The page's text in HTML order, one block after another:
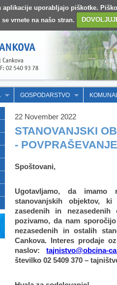
aplikacije uporabljajo piškotke.
vrnete na našo stran.
GOSPODARSTVO
22 November 2022
STANOVANJSKI
- POVPRAŠEVANJE
Spoštovani,
Ugotavljamo, da imamo
stanovanjskih objektov,
zasedenih in
pozivamo, da nam
nezasedenih in ostalih
Cankova. Interes prodaje
naslov:tajnistvo@obcina-
številko 02 5409 370 –